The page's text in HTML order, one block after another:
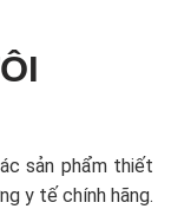
sản phẩm thiết
y tế chính hãng.